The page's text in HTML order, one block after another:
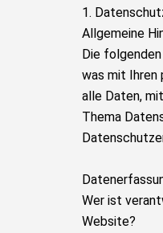
1.
Allgemeine
Die
was mit Ihren
alle Daten,
Thema
Wer ist
Website?